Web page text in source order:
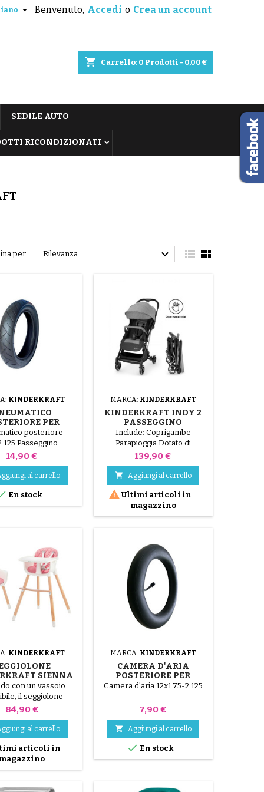
Benvenuto, Accedi o Crea un account

shopping_cart Carrello: 0 Prodotti - 0,00 €
SEDILE AUTO
RICONDIZIONATI
per: Rilevanza   
KINDERKRAFT
PER
MOOV
posteriore
Passeggino
Moov
Prezzo
14,90 €
al carrello
En stock
MARCA: KINDERKRAFT
KINDERKRAFT INDY 2
PASSEGGINO
ACCOGLIENTE GRIGIO
Include: Coprigambe
Parapioggia Dotato di
ammortizzatori e ruote
anteriori piroettanti, Indy 2 è
facile da manovrare sui
marciapiedi della città. Si
ripiega in un pacchetto
compatto con una sola mano,
in modo da poterlo portare
essere regolato in modo che
il bambino possa dormire
comodamente....
Prezzo
139,90 €
 Aggiungi al carrello
 Ultimi articoli in
magazzino
KINDERKRAFT
SIENNA
PINK
con un vassoio
il seggiolone
Sienna si
in una sedia
per seguire la
del tuo bambino.
Prezzo
84,90 €
al carrello
articoli in
magazzino
MARCA: KINDERKRAFT
CAMERA D'ARIA
POSTERIORE PER
PASSEGGINO
Camera d'aria 12x1.75-2.125
Prezzo
7,90 €
 Aggiungi al carrello
 En stock